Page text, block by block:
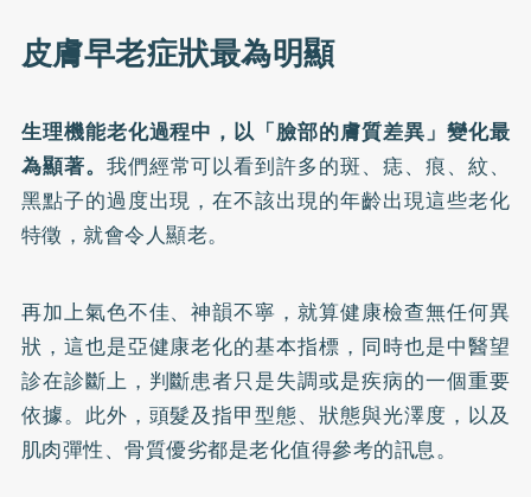
皮膚早老症狀最為明顯
生理機能老化過程中，以「臉部的膚質差異」變化最
為顯著。 我們經常可以看到許多的斑、痣、痕、紋、
黑點子的過度出現，在不該出現的年齡出現這些老化
特徵，就會令人顯老。
再加上氣色不佳、神韻不寧，就算健康檢查無任何異
狀，這也是亞健康老化的基本指標，同時也是中醫望
診在診斷上，判斷患者只是失調或是疾病的一個重要
依據。此外，頭髮及指甲型態、狀態與光澤度，以及
肌肉彈性、骨質優劣都是老化值得參考的訊息。